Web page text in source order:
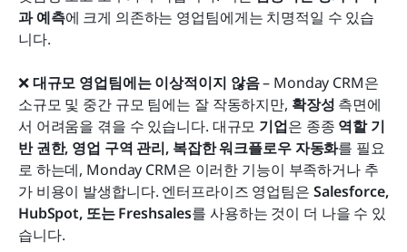
과 예측에 크게 의존하는 영업팀에게는 치명적일 수 있습
니다.
❌ 대규모 영업팀에는 이상적이지 않음 – Monday CRM은
소규모 및 중간 규모 팀에는 잘 작동하지만, 확장성 측면에
서 어려움을 겪을 수 있습니다. 대규모 기업은 종종 역할 기
반 권한, 영업 구역 관리, 복잡한 워크플로우 자동화를 필요
로 하는데, Monday CRM은 이러한 기능이 부족하거나 추
가 비용이 발생합니다. 엔터프라이즈 영업팀은 Salesforce,
HubSpot, 또는 Freshsales를 사용하는 것이 더 나을 수 있
습니다.